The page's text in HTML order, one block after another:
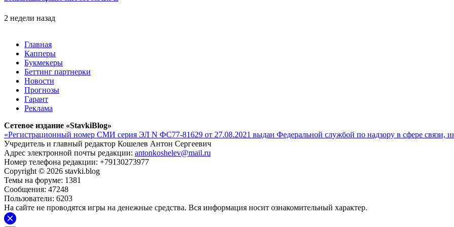
2 недели назад
Главная
Капперы
Букмекеры
Беттинг партнерки
Новости
Прогнозы
Гарант
Реклама
Сетевое издание «StavkiBlog»
«Регистрационный номер СМИ серия ЭЛ N ФС77-81629 от 27.08.2021 выдан Федеральной службой по надзору в сфере связи,
Учредитель и главный редактор Кошелев Антон Сергеевич
Адрес электронной почты редакции: antonkoshelev@mail.ru
Номер телефона редакции: +79130273977
Copyright © 2026 stavki.blog
Темы на форуме: 1381
Сообщения: 47248
Пользователи: 6203
На сайте не проводятся игры на денежные средства. Вся информация носит ознакомительный характер.